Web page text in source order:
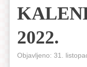
2022.
Objavljeno: 31.